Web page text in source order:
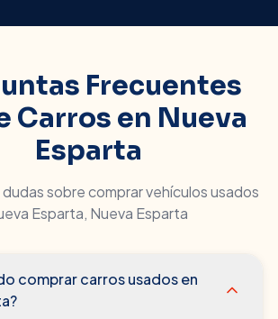
Frecuentes
Carros en Nueva
Esparta
sobre comprar vehículos usados
Esparta, Nueva Esparta
comprar carros usados en